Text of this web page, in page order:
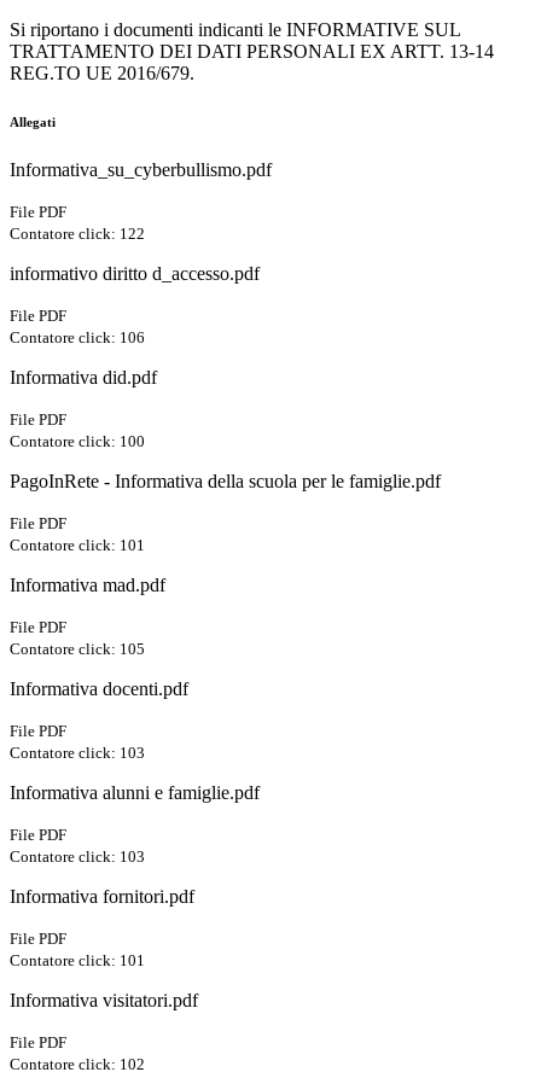
Si riportano i documenti indicanti le INFORMATIVE SUL
TRATTAMENTO DEI DATI PERSONALI EX ARTT. 13-14
REG.TO UE 2016/679.
Allegati
Informativa_su_cyberbullismo.pdf
File PDF
Contatore click: 122
informativo diritto d_accesso.pdf
File PDF
Contatore click: 106
Informativa did.pdf
File PDF
Contatore click: 100
PagoInRete - Informativa della scuola per le famiglie.pdf
File PDF
Contatore click: 101
Informativa mad.pdf
File PDF
Contatore click: 105
Informativa docenti.pdf
File PDF
Contatore click: 103
Informativa alunni e famiglie.pdf
File PDF
Contatore click: 103
Informativa fornitori.pdf
File PDF
Contatore click: 101
Informativa visitatori.pdf
File PDF
Contatore click: 102